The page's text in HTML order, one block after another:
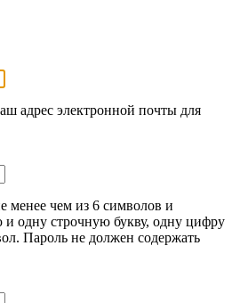
адрес электронной почты для
менее чем из 6 символов и
и одну строчную букву, одну цифру
Пароль не должен содержать